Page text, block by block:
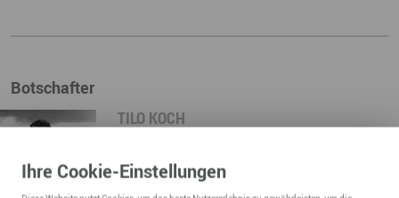
Botschafter
TILO KOCH
M&M Exhaust GmbH
Annaberg-Buchholz
Ihre Cookie-Einstellungen